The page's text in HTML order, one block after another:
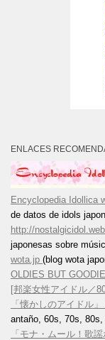
ENLACES
Encyclopedia Idollica
de datos de idols
http://
japonesas sobre
wota.jp (blog wota
OLDIES BUT
[邦楽女性アイドル／
「懐かしのアイドル
antaño, 60s, 70s, 80s,
「モナ・ムール！歌